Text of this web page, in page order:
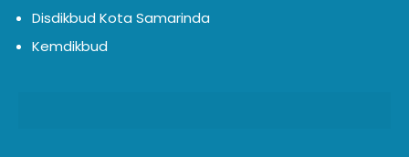
Disdikbud Kota Samarinda
Kemdikbud